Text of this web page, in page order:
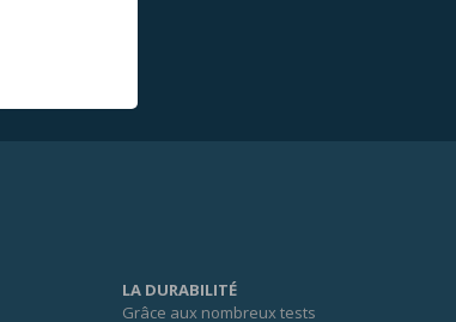
LA DURABILITÉ
Grâce aux nombreux tests